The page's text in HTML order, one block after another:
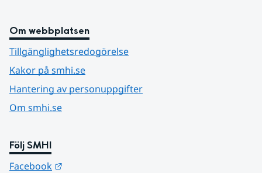
Om webbplatsen
Tillgänglighetsredogörelse
Kakor på smhi.se
Hantering av personuppgifter
Om smhi.se
Följ SMHI
Facebook